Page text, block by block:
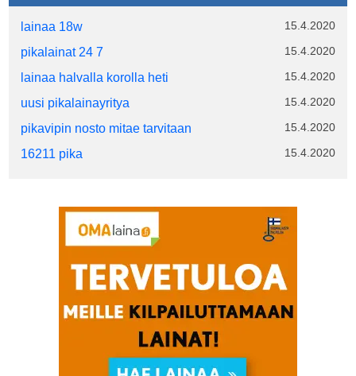
lainaa 18w 15.4.2020
pikalainat 24 7 15.4.2020
lainaa halvalla korolla heti 15.4.2020
uusi pikalainayritya 15.4.2020
pikavipin nosto mitae tarvitaan 15.4.2020
16211 pika 15.4.2020